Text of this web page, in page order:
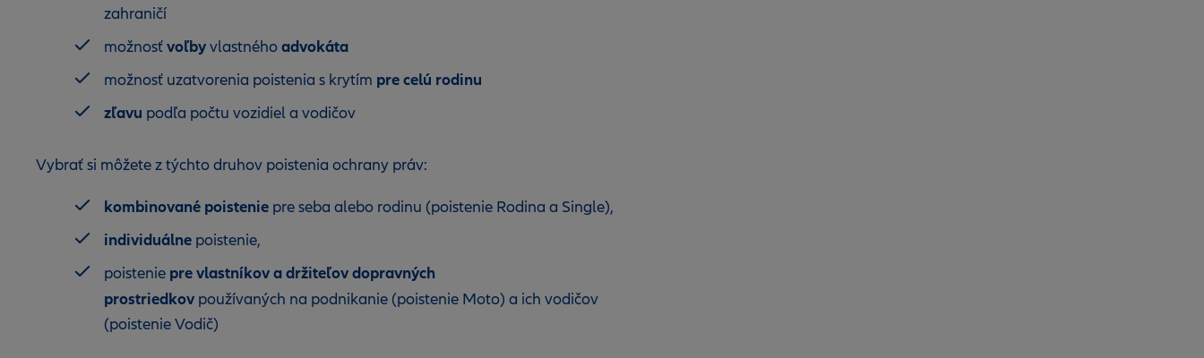
zahraničí
možnosťvoľbyvlastnéhoadvokáta
možnosť uzatvorenia poistenia s krytím pre celú rodinu
zľavu podľa počtu vozidiel a vodičov
Vybrať si môžete z týchto druhov poistenia ochrany práv:
kombinované poistenie pre seba alebo rodinu (poistenie Rodina a Single),
individuálne poistenie,
poistenie pre vlastníkova držiteľov dopravných
prostriedkov používaných na podnikanie (poistenie Moto) a ich vodičov
(poistenie Vodič)